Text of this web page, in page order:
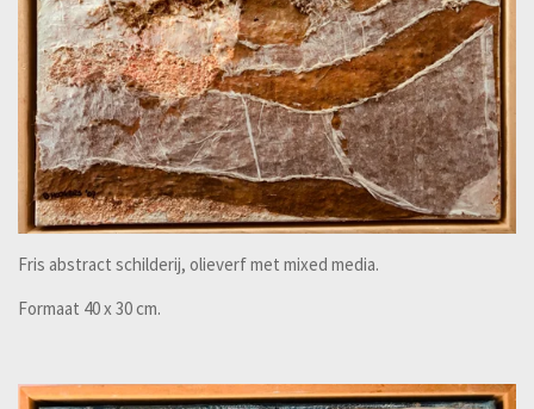
Fris abstract schilderij, olieverf met mixed media.
Formaat 40 x 30 cm.